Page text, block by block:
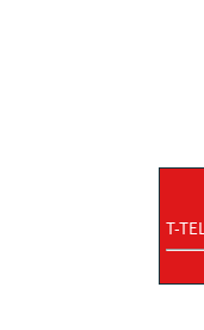
T-